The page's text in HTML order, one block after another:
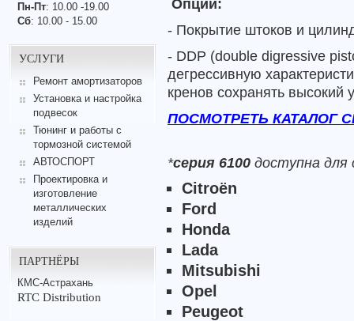
Пн-Пт: 10.00 -19.00
Сб: 10.00 - 15.00
УСЛУГИ
Ремонт амортизаторов
Установка и настройка
подвесок
Тюнинг и работы с
тормозной системой
АВТОСПОРТ
Проектировка и
изготовление
металлических
изделий
ПАРТНЁРЫ
КМС-Астрахань
RTC Distribution
Опции:
- Покрытие штоков и
- DDP (double digressive
дегрессивную
кренов сохранять высокий
ПОСМОТРЕТЬ КАТАЛОГ
*серия 6100 доступна
Citroën
Ford
Honda
Lada
Mitsubishi
Opel
Peugeot